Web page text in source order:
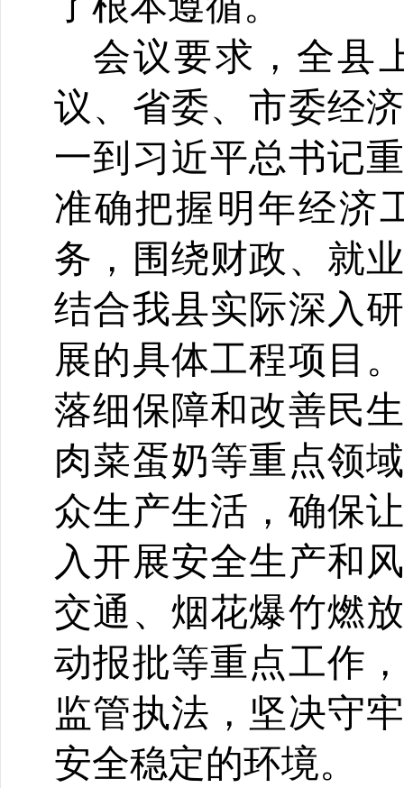
会议要求，全县
议、省委、市委经
一到习近平总书记
准确把握明年经济
务，围绕财政、就
结合我县实际深入
展的具体工程项目
落细保障和改善民
肉菜蛋奶等重点领
众生产生活，确保
入开展安全生产和
交通、烟花爆竹燃
动报批等重点工作
监管执法，坚决守
安全稳定的环境。